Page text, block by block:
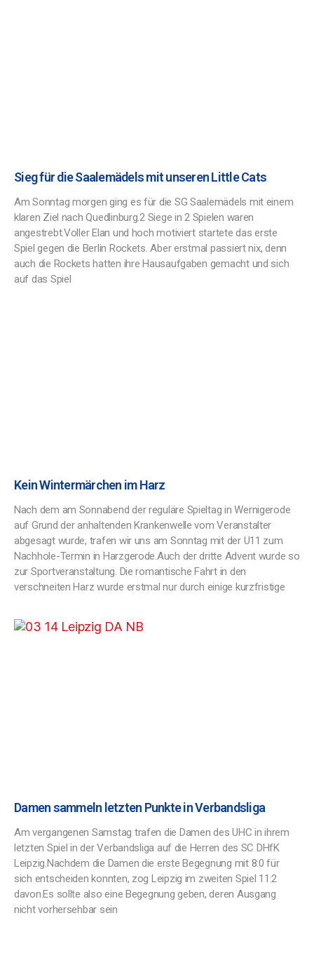
Sieg für die Saalemädels mit unseren Little Cats
Am Sonntag morgen ging es für die SG Saalemädels mit einem
klaren Ziel nach Quedlinburg.2 Siege in 2 Spielen waren
angestrebt.Voller Elan und hoch motiviert startete das erste
Spiel gegen die Berlin Rockets. Aber erstmal passiert nix, denn
auch die Rockets hatten ihre Hausaufgaben gemacht und sich
auf das Spiel
Kein Wintermärchen im Harz
Nach dem am Sonnabend der reguläre Spieltag in Wernigerode
auf Grund der anhaltenden Krankenwelle vom Veranstalter
abgesagt wurde, trafen wir uns am Sonntag mit der U11 zum
Nachhole-Termin in Harzgerode.Auch der dritte Advent wurde so
zur Sportveranstaltung. Die romantische Fahrt in den
verschneiten Harz wurde erstmal nur durch einige kurzfristige
Damen sammeln letzten Punkte in Verbandsliga
Am vergangenen Samstag trafen die Damen des UHC in ihrem
letzten Spiel in der Verbandsliga auf die Herren des SC DHfK
Leipzig.Nachdem die Damen die erste Begegnung mit 8:0 für
sich entscheiden konnten, zog Leipzig im zweiten Spiel 11:2
davon.Es sollte also eine Begegnung geben, deren Ausgang
nicht vorhersehbar sein